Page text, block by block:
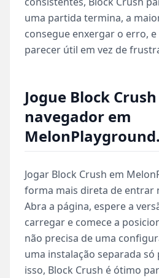
uma partida termina, a
consegue enxergar o erro,
parecer útil em vez de
Jogue Block
navegador em
Jogar Block Crush em
forma mais direta de entrar
Abra a página, espere a
carregar e comece a
não precisa de uma
uma instalação separada só
isso, Block Crush é ótimo